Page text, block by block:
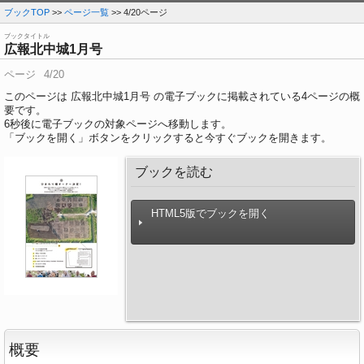
ブックTOP >> ページ一覧 >> 4/20ページ
ブックタイトル
広報北中城1月号
ページ
4/20
このページは 広報北中城1月号 の電子ブックに掲載されている4ページの概
要です。
6秒後に電子ブックの対象ページへ移動します。
「ブックを開く」ボタンをクリックすると今すぐブックを開きます。
ブックを読む
HTML5版でブックを開く
概要